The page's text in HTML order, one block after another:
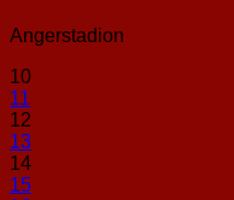
Angerstadion
10
11
12
13
14
15